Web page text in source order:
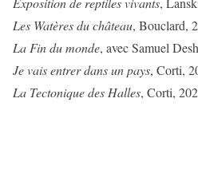
Les Watères du château, Bouclard,
La Fin du monde, avec Samuel
Je vais entrer dans un pays, Corti,
La Tectonique des Halles, Corti,